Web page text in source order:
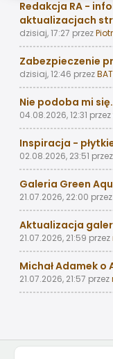
Redakcja RA -
aktualizacjach
dzisiaj, 17:27 przez
Zabezpieczenie
dzisiaj, 12:46 przez
Nie podoba mi
04.08.2026, 12:31 przez
Inspiracja -
02.08.2026, 23:51 przez
Galeria Green
21.07.2026, 22:00 przez
Aktualizacja
21.07.2026, 21:59 przez
Michał Adamek o
21.07.2026, 21:57 przez